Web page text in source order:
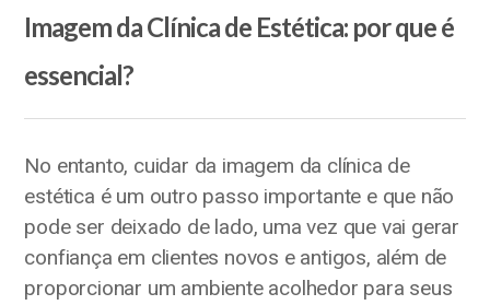
Imagem da Clínica de Estética: por que é
essencial?
No entanto, cuidar da imagem da clínica de
estética é um outro passo importante e que não
pode ser deixado de lado, uma vez que vai gerar
confiança em clientes novos e antigos, além de
proporcionar um ambiente acolhedor para seus